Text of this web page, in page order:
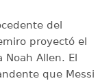
del
proyectó el
Allen. El
que Messi